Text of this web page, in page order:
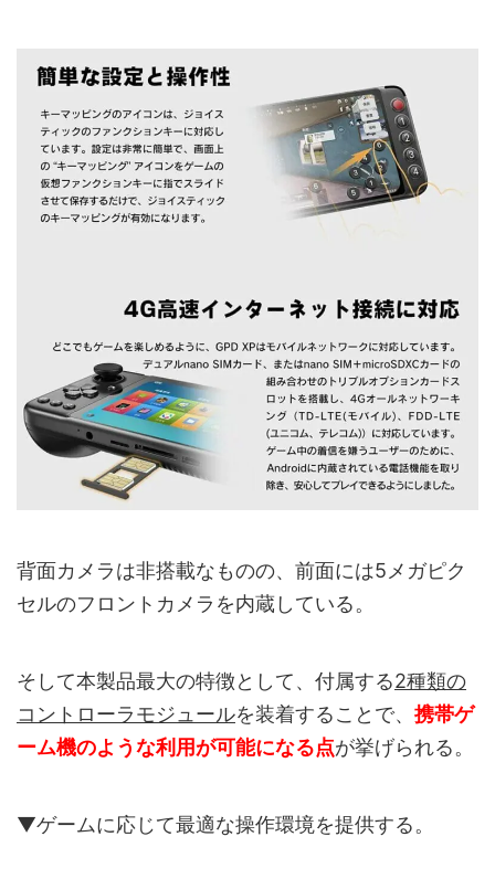
背面カメラは非搭載なものの、前面には5メガピク
セルのフロントカメラを内蔵している。
そして本製品最大の特徴として、付属する2種類の
コントローラモジュールを装着することで、 携帯ゲ
ーム機のような利用が可能になる点が挙げられる。
▼ゲームに応じて最適な操作環境を提供する。